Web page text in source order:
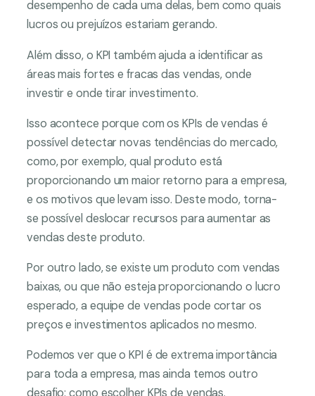
desempenho de cada uma delas, bem como quais
lucros ou prejuízos estariam gerando.
Além disso, o KPI também ajuda a identificar as
áreas mais fortes e fracas das vendas, onde
investir e onde tirar investimento.
Isso acontece porque com os KPIs de vendas é
possível detectar novas tendências do mercado,
como, por exemplo, qual produto está
proporcionando um maior retorno para a empresa,
e os motivos que levam isso. Deste modo, torna-
se possível deslocar recursos para aumentar as
vendas deste produto.
Por outro lado, se existe um produto com vendas
baixas, ou que não esteja proporcionando o lucro
esperado, a equipe de vendas pode cortar os
preços e investimentos aplicados no mesmo.
Podemos ver que o KPI é de extrema importância
para toda a empresa, mas ainda temos outro